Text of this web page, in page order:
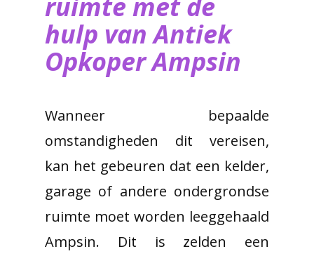
hulp van ​Antiek
Opkoper Ampsin
Wanneer bepaalde
omstandigheden dit vereisen,
kan het gebeuren dat een kelder,
garage of andere ondergrondse
ruimte moet worden leeggehaald
Ampsin. Dit is zelden een